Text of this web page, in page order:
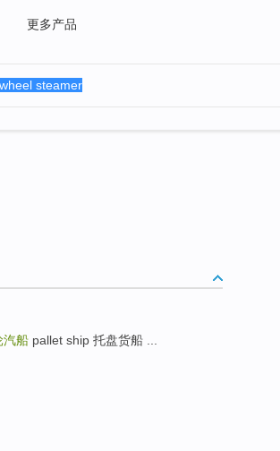
更多产品
汽船 pallet ship 托盘货船 ...